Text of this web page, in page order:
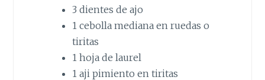
3 dientes de ajo
1 cebolla mediana en ruedas o
tiritas
1 hoja de laurel
1 aji pimiento en tiritas